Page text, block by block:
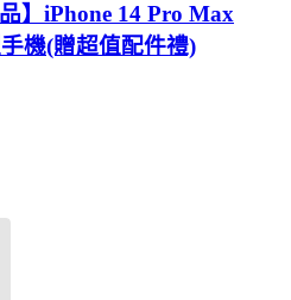
】iPhone 14 Pro Max
機(贈超值配件禮)